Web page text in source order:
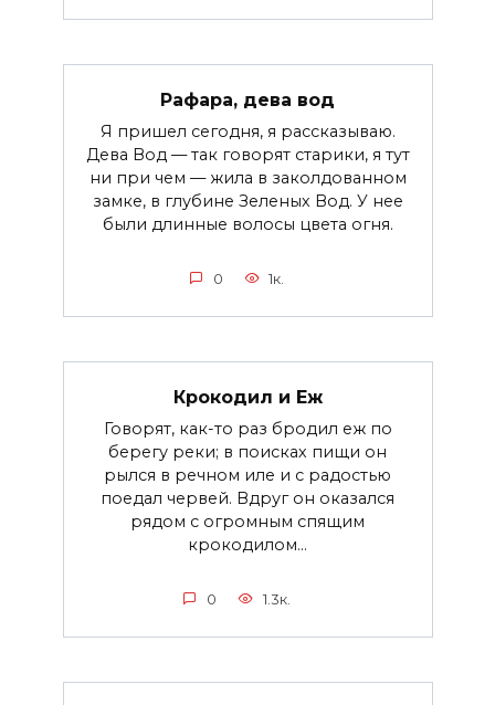
Рафара, дева вод
Я пришел сегодня, я рассказываю.
Дева Вод — так говорят старики, я тут
ни при чем — жила в заколдованном
замке, в глубине Зеленых Вод. У нее
были длинные волосы цвета огня.
0 1к.
Крокодил и Еж
Говорят, как-то раз бродил еж по
берегу реки; в поисках пищи он
рылся в речном иле и с радостью
поедал червей. Вдруг он оказался
рядом с огромным спящим
крокодилом...
0 1.3к.